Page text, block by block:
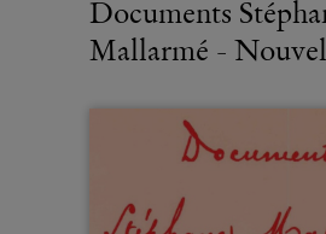
Documents
Mallarmé -